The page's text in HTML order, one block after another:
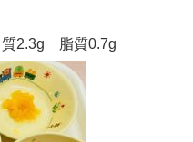
2.3g 脂質0.7g